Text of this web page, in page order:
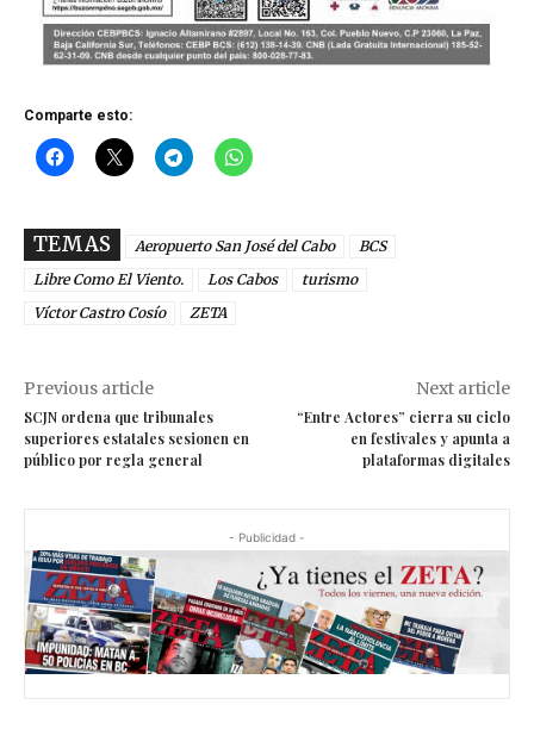
Comparte esto:
TEMAS Aeropuerto San José del Cabo
BCS
Libre Como El Viento.
Los Cabos
turismo
Víctor Castro Cosío
ZETA
Previous article
SCJN ordena que tribunales
superiores estatales sesionen en
público por regla general
Next article
“Entre Actores” cierra su ciclo
en festivales y apunta a
plataformas digitales
- Publicidad -